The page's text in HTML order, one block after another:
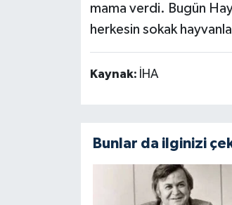
mama verdi. Bugün
herkesin sokak
Kaynak: İHA
Bunlar da ilginizi